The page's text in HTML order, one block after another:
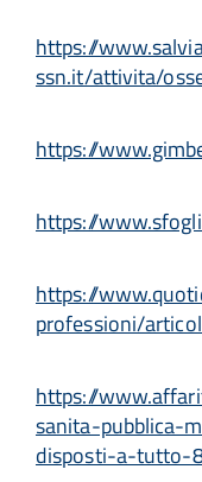
https://
ssn.it/attivita/
https://
https://
https://
professioni/
https://
sanita-pubblica-
disposti-a-tutto-